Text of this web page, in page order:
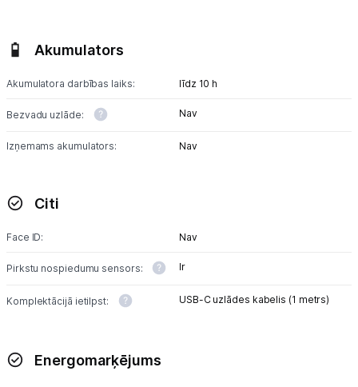
Akumulators
Akumulatora darbības laiks: līdz 10 h
Bezvadu uzlāde: Nav
Izņemams akumulators: Nav
Citi
Face ID: Nav
Pirkstu nospiedumu sensors: Ir
Komplektācijā ietilpst: USB-C uzlādes kabelis (1 metrs)
Energomarķējums